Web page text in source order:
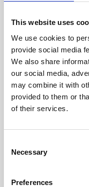
This website uses
We use cookies to
provide social media
We also share
our social media,
may combine it with
provided to them or
of their services.
Selection
Necessary
Preferences
Z